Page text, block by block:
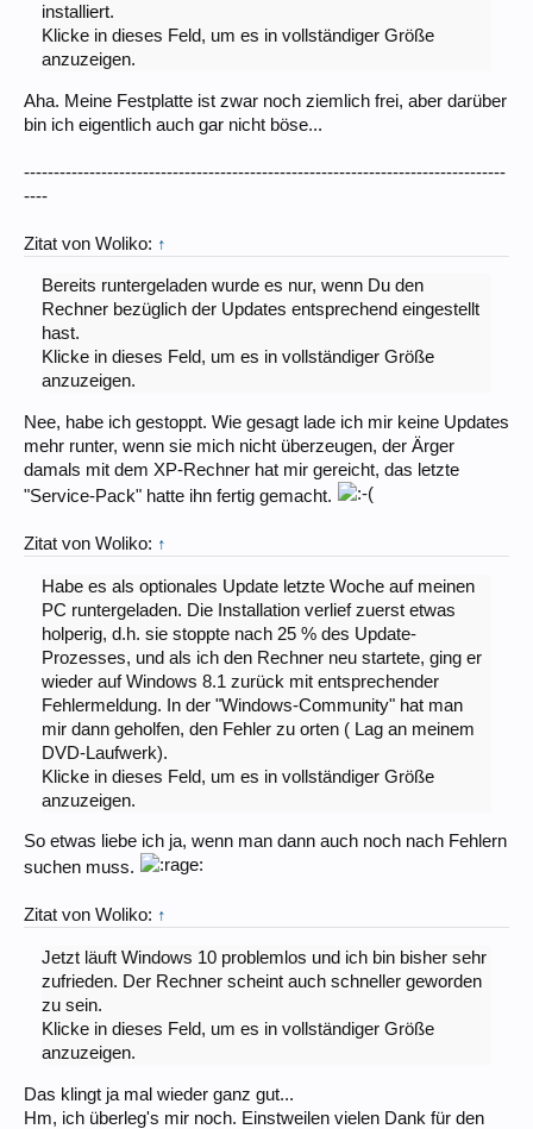
installiert.
Klicke in dieses Feld, um es in vollständiger Größe
anzuzeigen.
Aha. Meine Festplatte ist zwar noch ziemlich frei, aber darüber
bin ich eigentlich auch gar nicht böse...
---------------------------------------------------------------------------------
----
Zitat von Woliko: ↑
Bereits runtergeladen wurde es nur, wenn Du den
Rechner bezüglich der Updates entsprechend eingestellt
hast.
Klicke in dieses Feld, um es in vollständiger Größe
anzuzeigen.
Nee, habe ich gestoppt. Wie gesagt lade ich mir keine Updates
mehr runter, wenn sie mich nicht überzeugen, der Ärger
damals mit dem XP-Rechner hat mir gereicht, das letzte
"Service-Pack" hatte ihn fertig gemacht.
Zitat von Woliko: ↑
Habe es als optionales Update letzte Woche auf meinen
PC runtergeladen. Die Installation verlief zuerst etwas
holperig, d.h. sie stoppte nach 25 % des Update-
Prozesses, und als ich den Rechner neu startete, ging er
wieder auf Windows 8.1 zurück mit entsprechender
Fehlermeldung. In der "Windows-Community" hat man
mir dann geholfen, den Fehler zu orten ( Lag an meinem
DVD-Laufwerk).
Klicke in dieses Feld, um es in vollständiger Größe
anzuzeigen.
So etwas liebe ich ja, wenn man dann auch noch nach Fehlern
suchen muss.
Zitat von Woliko: ↑
Jetzt läuft Windows 10 problemlos und ich bin bisher sehr
zufrieden. Der Rechner scheint auch schneller geworden
zu sein.
Klicke in dieses Feld, um es in vollständiger Größe
anzuzeigen.
Das klingt ja mal wieder ganz gut...
Hm, ich überleg's mir noch. Einstweilen vielen Dank für den